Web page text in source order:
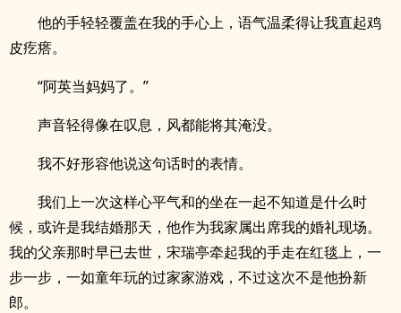
他的手轻轻覆盖在我的手心上，语气温柔得让我直起鸡
皮疙瘩。
“阿英当妈妈了。”
声音轻得像在叹息，风都能将其淹没。
我不好形容他说这句话时的表情。
我们上一次这样心平气和的坐在一起不知道是什么时
候，或许是我结婚那天，他作为我家属出席我的婚礼现场。
我的父亲那时早已去世，宋瑞亭牵起我的手走在红毯上，一
步一步，一如童年玩的过家家游戏，不过这次不是他扮新
郎。